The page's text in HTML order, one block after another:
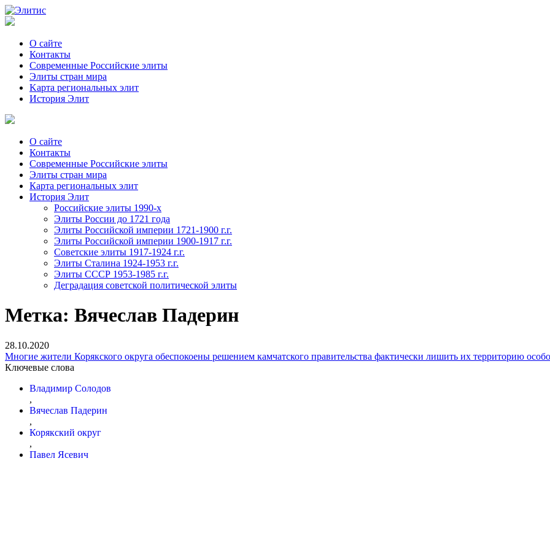
О сайте
Контакты
Современные Российские элиты
Элиты стран мира
Kартa региональных элит
История Элит
О сайте
Контакты
Современные Российские элиты
Элиты стран мира
Картa региональных элит
История Элит
Российские элиты 1990-х
Элиты России до 1721 года
Элиты Российской империи 1721-1900 г.г.
Элиты Российской империи 1900-1917 г.г.
Советские элиты 1917-1924 г.г.
Элиты Сталина 1924-1953 г.г.
Элиты СССР 1953-1985 г.г.
Деградация советской политической элиты
Метка: Вячеслав Падерин
28.10.2020
Многие жители Корякского округа обеспокоены решением камчатского правительства фактически лишить их территорию
Ключевые слова
Владимир Солодов
,
Вячеслав Падерин
,
Корякский округ
,
Павел Ясевич